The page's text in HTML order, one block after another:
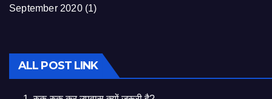
September 2020(1)
ALL POST LINK